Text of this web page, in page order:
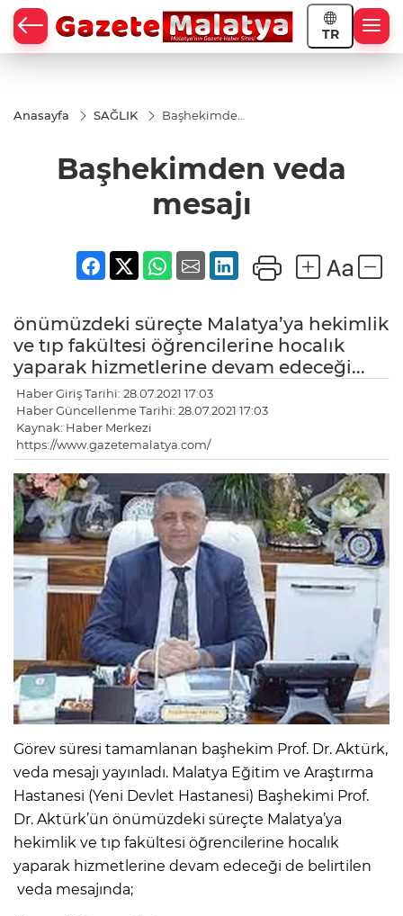
TR
Anasayfa SAĞLIK
Başhekimden
Başhekimden veda
mesajı
önümüzdeki süreçte Malatya’ya hekimlik
ve tıp fakültesi öğrencilerine hocalık
yaparak hizmetlerine devam edeceği...
Haber Giriş Tarihi: 28.07.2021 17:03
Haber Güncellenme Tarihi: 28.07.2021 17:03
Kaynak: Haber Merkezi
https://www.gazetemalatya.com/
Görev süresi tamamlanan başhekim Prof. Dr. Aktürk,
veda mesajı yayınladı. Malatya Eğitim ve Araştırma
Hastanesi (Yeni Devlet Hastanesi) Başhekimi Prof.
Dr. Aktürk’ün önümüzdeki süreçte Malatya’ya
hekimlik ve tıp fakültesi öğrencilerine hocalık
yaparak hizmetlerine devam edeceği de belirtilen
veda mesajında;